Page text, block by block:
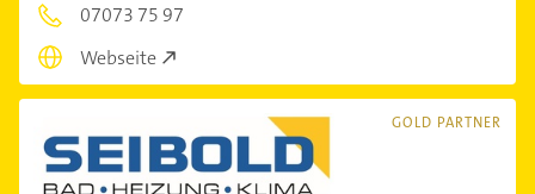
07073 75 97
Webseite
GOLD PARTNER